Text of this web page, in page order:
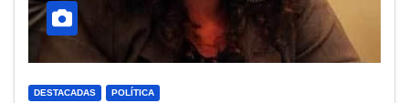
DESTACADAS POLÍTICA